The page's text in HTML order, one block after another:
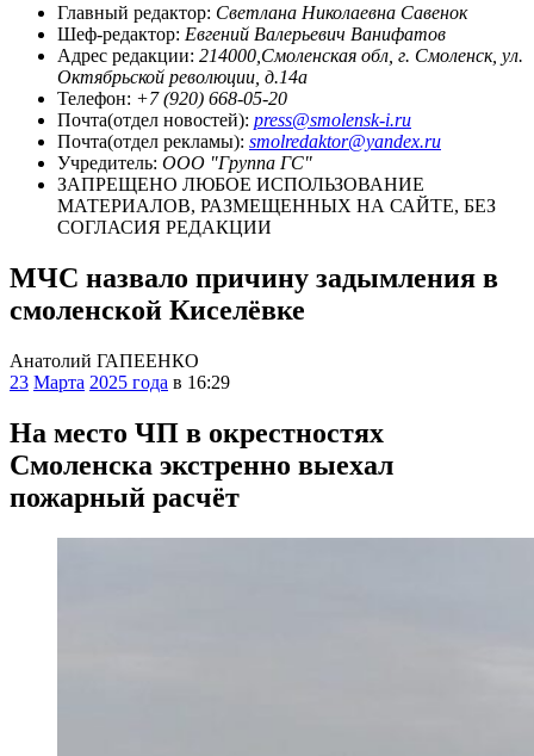
Главный редактор: Светлана Николаевна Савенок
Шеф-редактор: Евгений Валерьевич Ванифатов
Адрес редакции: 214000,Смоленская обл, г. Смоленск, ул.
Октябрьской революции, д.14а
Телефон: +7 (920) 668-05-20
Почта(отдел новостей): press@smolensk-i.ru
Почта(отдел рекламы): smolredaktor@yandex.ru
Учредитель: ООО "Группа ГС"
ЗАПРЕЩЕНО ЛЮБОЕ ИСПОЛЬЗОВАНИЕ
МАТЕРИАЛОВ, РАЗМЕЩЕННЫХ НА САЙТЕ, БЕЗ
СОГЛАСИЯ РЕДАКЦИИ
МЧС назвало причину задымления в
смоленской Киселёвке
Анатолий ГАПЕЕНКО
23 Марта 2025 года в 16:29
На место ЧП в окрестностях
Смоленска экстренно выехал
пожарный расчёт